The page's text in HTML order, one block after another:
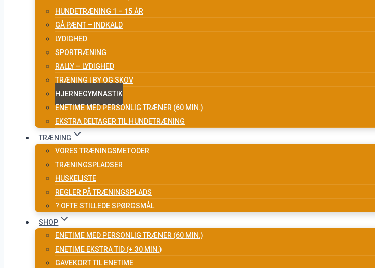
HUNDETRÆNING 1 – 15 ÅR
GÅ PÆNT – INDKALD
LYDIGHED
SPORTRÆNING
RALLY – LYDIGHED
TRÆNING I BY OG SKOV
HJERNEGYMNASTIK
ENETIME MED PERSONLIG TRÆNER (60 MIN.)
EKSTRA DELTAGER TIL HUNDETRÆNING
TRÆNING
VORES TRÆNINGSMETODER
TRÆNINGSPLADSER
HUSKELISTE
REGLER PÅ TRÆNINGSPLADS
? OFTE STILLEDE SPØRGSMÅL
SHOP
ENETIME MED PERSONLIG TRÆNER (60 MIN.)
ENETIME EKSTRA TID (+ 30 MIN.)
GAVEKORT TIL ENETIME